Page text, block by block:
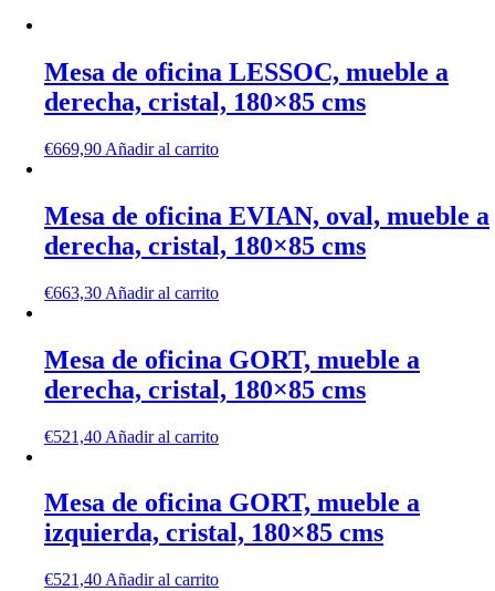
Mesa de oficina LESSOC, mueble a
derecha, cristal, 180×85 cms
€669,90 Añadir al carrito
Mesa de oficina EVIAN, oval, mueble a
derecha, cristal, 180×85 cms
€663,30 Añadir al carrito
Mesa de oficina GORT, mueble a
derecha, cristal, 180×85 cms
€521,40 Añadir al carrito
Mesa de oficina GORT, mueble a
izquierda, cristal, 180×85 cms
€521,40 Añadir al carrito